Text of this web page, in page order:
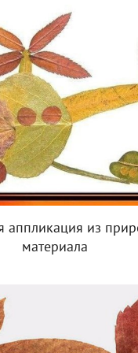
аппликация из
материала